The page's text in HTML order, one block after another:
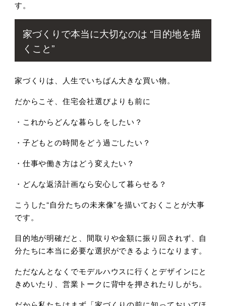
す。
家づくりで本当に大切なのは “目的地を描
くこと”
家づくりは、人生でいちばん大きな買い物。
だからこそ、住宅会社選びよりも前に
・これからどんな暮らしをしたい？
・子どもとの時間をどう過ごしたい？
・仕事や働き方はどう変えたい？
・どんな返済計画なら安心して暮らせる？
こうした“自分たちの未来像”を描いておくことが大事
です。
目的地が明確だと、間取りや金額に振り回されず、自
分たちに本当に必要な選択ができるようになります。
ただなんとなくでモデルハウスに行くとデザインにと
きめいたり、営業トークに背中を押されたりしがち。